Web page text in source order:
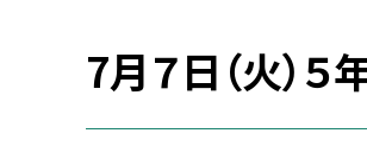
7月７日（火）